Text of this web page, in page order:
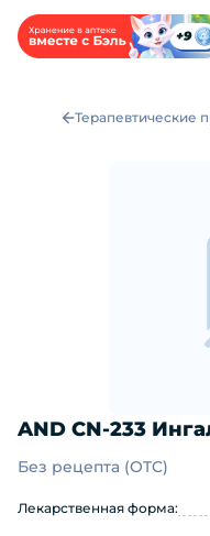
Терапевтические
AND CN-233
AND CN-233
Без рецепта (OTC)
Лекарственная форма: